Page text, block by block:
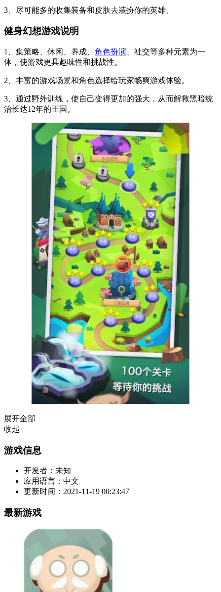
3、尽可能多的收集装备和皮肤去装扮你的英雄。
健身幻想游戏说明
1、集策略、休闲、养成、 角色扮演 、社交等多种元素为一
体，使游戏更具趣味性和挑战性。
2、丰富的游戏场景和角色选择给玩家畅爽游戏体验。
3、通过野外训练，使自己变得更加的强大，从而解救黑暗统
治长达12年的王国。
展开全部
收起
游戏信息
开发者： 未知
应用语言： 中文
更新时间： 2021-11-19 00:23:47
最新游戏